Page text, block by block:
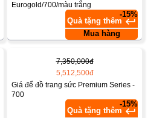
Eurogold/700/màu trắng
-15%
Quà tặng thêm keyboard_return
Mua hàng
7,350,000đ
5,512,500đ
Giá để đồ trang sức Premium Series -
700
-15%
Quà tặng thêm keyboard_return